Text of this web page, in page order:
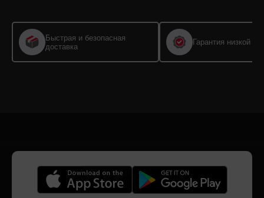
Быстрая и безопасная
доставка
Гарантия низкой